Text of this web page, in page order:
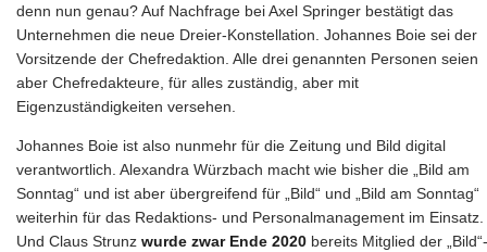
denn nun genau? Auf Nachfrage bei Axel Springer bestätigt das
Unternehmen die neue Dreier-Konstellation. Johannes Boie sei der
Vorsitzende der Chefredaktion. Alle drei genannten Personen seien
aber Chefredakteure, für alles zuständig, aber mit
Eigenzuständigkeiten versehen.
Johannes Boie ist also nunmehr für die Zeitung und Bild digital
verantwortlich. Alexandra Würzbach macht wie bisher die „Bild am
Sonntag“ und ist aber übergreifend für „Bild“ und „Bild am Sonntag“
weiterhin für das Redaktions- und Personalmanagement im Einsatz.
Und Claus Strunz wurde zwar Ende 2020 bereits Mitglied der „Bild“-